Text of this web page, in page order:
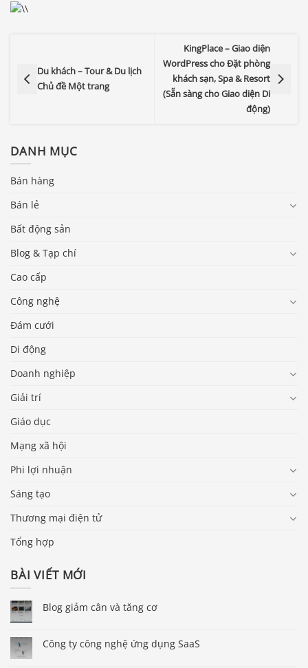
Du khách – Tour & Du lịch
Chủ đề Một trang
KingPlace – Giao diện
WordPress cho Đặt phòng
khách sạn, Spa & Resort
(Sẵn sàng cho Giao diện Di
động)
DANH MỤC
Bán hàng
Bán lẻ
Bất động sản
Blog & Tạp chí
Cao cấp
Công nghệ
Đám cưới
Di động
Doanh nghiệp
Giải trí
Giáo dục
Mạng xã hội
Phi lợi nhuận
Sáng tạo
Thương mại điện tử
Tổng hợp
BÀI VIẾT MỚI
Blog giảm cân và tăng cơ
Công ty công nghệ ứng dụng SaaS